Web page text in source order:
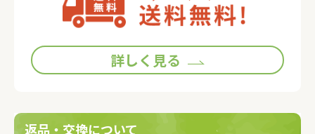
詳しく見る
返品・交換について